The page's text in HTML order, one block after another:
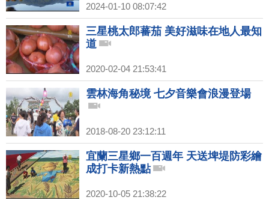
2024-01-10 08:07:42
三星桃太郎蕃茄 美好滋味在地人最知
道
2020-02-04 21:53:41
雲林海角秘境 七夕音樂會浪漫登場
2018-08-20 23:12:11
宜蘭三星鄉一百週年 天送埤堤防彩繪
成打卡新熱點
2020-10-05 21:38:22